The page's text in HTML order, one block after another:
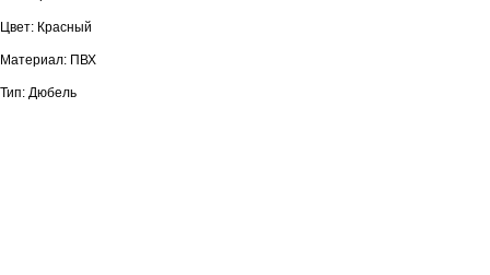
Цвет: Красный
Материал: ПВХ
Тип: Дюбель